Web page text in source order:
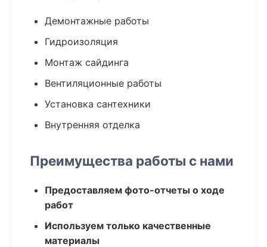
Демонтажные работы
Гидроизоляция
Монтаж сайдинга
Вентиляционные работы
Установка сантехники
Внутренняя отделка
Преимущества работы с нами
Предоставляем фото-отчеты о ходе
работ
Используем только качественные
материалы